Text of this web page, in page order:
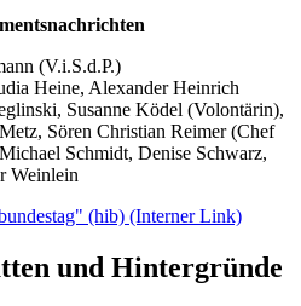
(V.i.S.d.P.)
Heine, Alexander Heinrich
Susanne Ködel (Volontärin),
Sören Christian Reimer (Chef
Schmidt, Denise Schwarz,
Weinlein
(hib) (Interner Link)
und Hintergründe